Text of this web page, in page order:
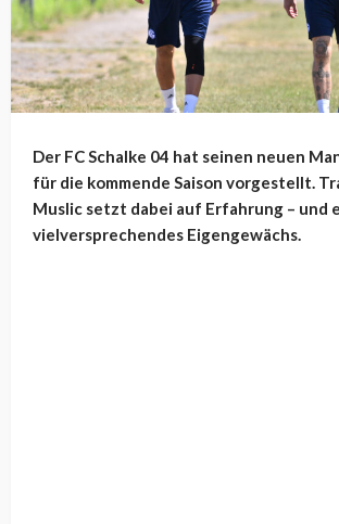
Der FC Schalke 04 hat seinen neuen
für die kommende Saison vorgestellt.
Muslic setzt dabei auf Erfahrung – und
vielversprechendes Eigengewächs.